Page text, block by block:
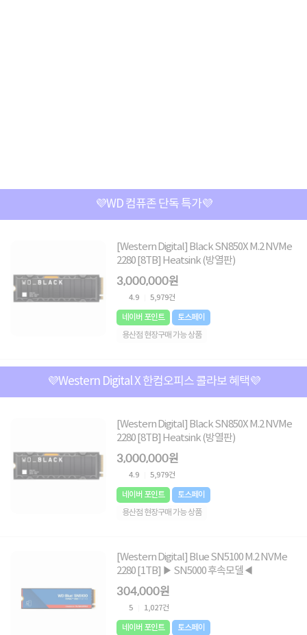
💜WD 컴퓨존 단독 특가💜
[Western Digital] Black SN850X M.2 NVMe
2280 [8TB] Heatsink (방열판)
3,000,000원
4.9 5,979건
네이버 포인트
토스페이
용산점 현장구매 가능 상품
💜Western Digital X 한컴오피스 콜라보 혜택💜
[Western Digital] Black SN850X M.2 NVMe
2280 [8TB] Heatsink (방열판)
3,000,000원
4.9 5,979건
네이버 포인트
토스페이
용산점 현장구매 가능 상품
[Western Digital] Blue SN5100 M.2 NVMe
2280 [1TB] ▶ SN5000 후속모델◀
304,000원
5 1,027건
네이버 포인트 토스페이